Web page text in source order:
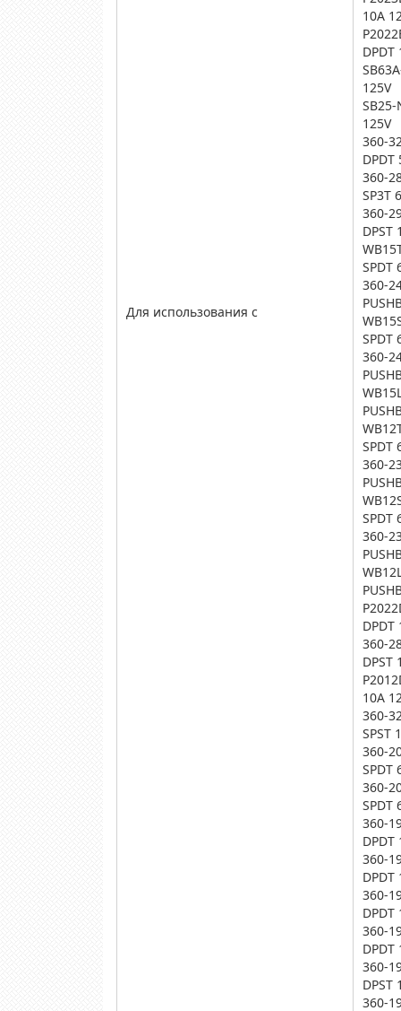
Для использования с
10A
DPDT
125V
SB25-
125V
360-
DPDT
360-
SP3T
360-
DPST
SPDT
360-
SPDT
360-
SPDT
360-
SPDT
360-
DPDT
360-
DPST
10A
360-
SPST
360-
SPDT
360-
SPDT
360-
DPDT
360-
DPDT
360-
DPDT
360-
DPDT
360-
DPST
360-